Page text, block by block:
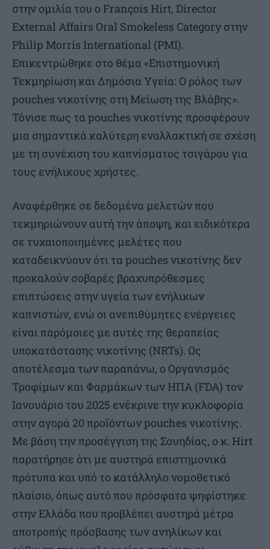
στην ομιλία του ο François Hirt, Director
External Affairs Oral Smokeless Category στην
Philip Morris International (PMI).
Επικεντρώθηκε στο θέμα «Επιστημονική
Τεκμηρίωση και Δημόσια Υγεία: Ο ρόλος των
pouches νικοτίνης στη Μείωση της Βλάβης».
Τόνισε πως τα pouches νικοτίνης προσφέρουν
μια σημαντικά καλύτερη εναλλακτική σε σχέση
με τη συνέχιση του καπνίσματος τσιγάρου για
τους ενήλικους χρήστες.
Αναφέρθηκε σε δεδομένα μελετών που
τεκμηριώνουν αυτή την άποψη, και ειδικότερα
σε τυχαιοποιημένες μελέτες που
καταδεικνύουν ότι τα pouches νικοτίνης δεν
προκαλούν σοβαρές βραχυπρόθεσμες
επιπτώσεις στην υγεία των ενήλικων
καπνιστών, ενώ οι ανεπιθύμητες ενέργειες
είναι παρόμοιες με αυτές της θεραπείας
υποκατάστασης νικοτίνης (ΝRTs). Ως
αποτέλεσμα των παραπάνω, ο Οργανισμός
Τροφίμων και Φαρμάκων των ΗΠΑ (FDA) τον
Ιανουάριο του 2025 ενέκρινε την κυκλοφορία
στην αγορά 20 προϊόντων pouches νικοτίνης.
Με βάση την προσέγγιση της Σουηδίας, ο κ. Hirt
παρατήρησε ότι με αυστηρά επιστημονικά
πρότυπα και υπό το κατάλληλο νομοθετικό
πλαίσιο, όπως αυτό που πρόσφατα ψηφίστηκε
στην Ελλάδα που προβλέπει αυστηρά μέτρα
αποτροπής πρόσβασης των ανηλίκων και